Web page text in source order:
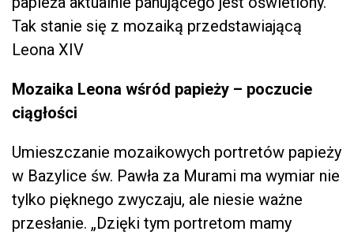
Tak stanie się z mozaiką przedstawiającą
Leona XIV
Mozaika Leona wśród papieży – poczucie
ciągłości
Umieszczanie mozaikowych portretów papieży
w Bazylice św. Pawła za Murami ma wymiar nie
tylko pięknego zwyczaju, ale niesie ważne
przesłanie. „Dzięki tym portretom mamy